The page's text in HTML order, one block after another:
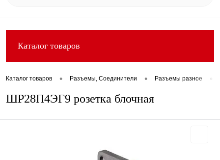
Каталог товаров
Каталог товаров • Разъемы, Соединители • Разъемы разное
ШР28П4ЭГ9 розетка блочная